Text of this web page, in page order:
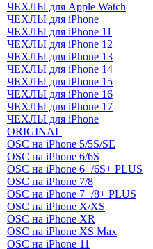
ЧЕХЛЫ для Apple Watch
ЧЕХЛЫ для iPhone
ЧЕХЛЫ для iPhone 11
ЧЕХЛЫ для iPhone 12
ЧЕХЛЫ для iPhone 13
ЧЕХЛЫ для iPhone 14
ЧЕХЛЫ для iPhone 15
ЧЕХЛЫ для iPhone 16
ЧЕХЛЫ для iPhone 17
ЧЕХЛЫ для iPhone
ORIGINAL
OSC на iPhone 5/5S/SE
OSC на iPhone 6/6S
OSC на iPhone 6+/6S+ PLUS
OSC на iPhone 7/8
OSC на iPhone 7+/8+ PLUS
OSC на iPhone X/XS
OSC на iPhone XR
OSC на iPhone XS Max
OSC на iPhone 11